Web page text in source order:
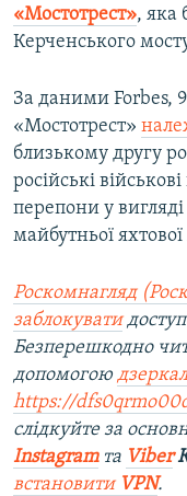
«Мостотрест», яка
Керченського
За даними Forbes,
«Мостотрест»
близькому другу
російські
перепони у вигляді
майбутньої
Роскомнагляд
заблокувати
Безперешкодно
допомогою
https://
слідкуйте за
Instagramта Viber
встановити VPN.